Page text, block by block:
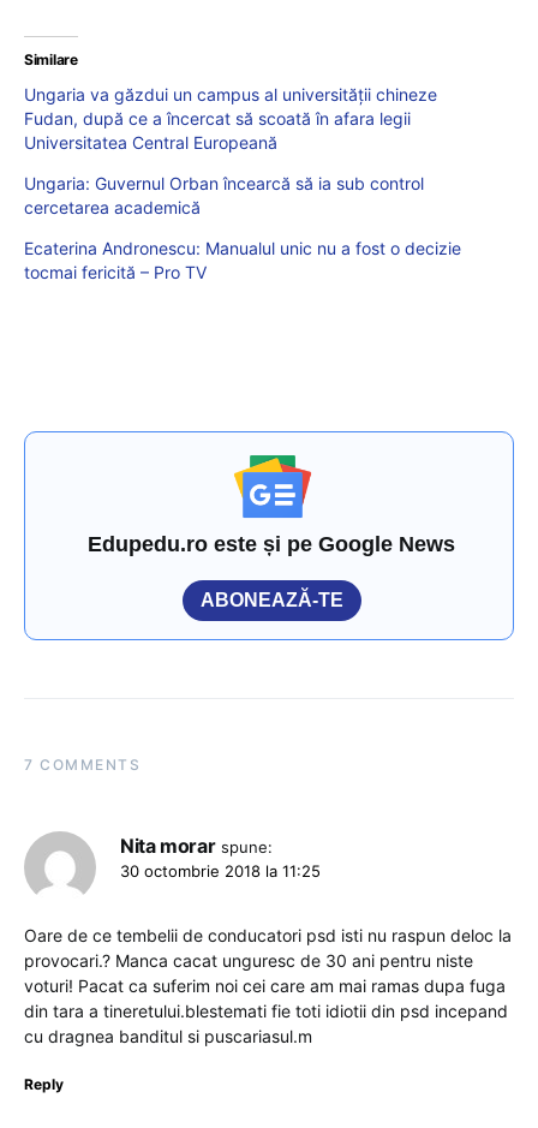
Similare
Ungaria va găzdui un campus al universității chineze
Fudan, după ce a încercat să scoată în afara legii
Universitatea Central Europeană
Ungaria: Guvernul Orban încearcă să ia sub control
cercetarea academică
Ecaterina Andronescu: Manualul unic nu a fost o decizie
tocmai fericită – Pro TV
Edupedu.ro este și pe Google News
ABONEAZĂ-TE
7 COMMENTS
Nita morar spune:
30 octombrie 2018 la 11:25
Oare de ce tembelii de conducatori psd isti nu raspun deloc la
provocari.? Manca cacat unguresc de 30 ani pentru niste
voturi! Pacat ca suferim noi cei care am mai ramas dupa fuga
din tara a tineretului.blestemati fie toti idiotii din psd incepand
cu dragnea banditul si puscariasul.m
Reply